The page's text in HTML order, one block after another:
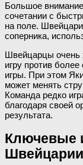
Большое
сочетании с
на поле.
соперника,
Швейцарцы очень
игру против
игры. При этом
может менять
Команда редко
благодаря своей
результата.
Ключевые
Швейцарии